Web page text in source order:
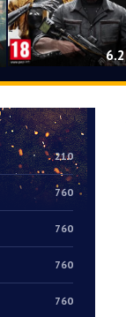
6.2
210
760
760
760
760